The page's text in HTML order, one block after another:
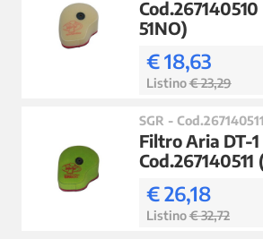
51NO)
€ 18,63
Listino€ 23,29
SGR - Cod.267140511
Filtro Aria DT-
€ 26,18
Listino€ 32,72